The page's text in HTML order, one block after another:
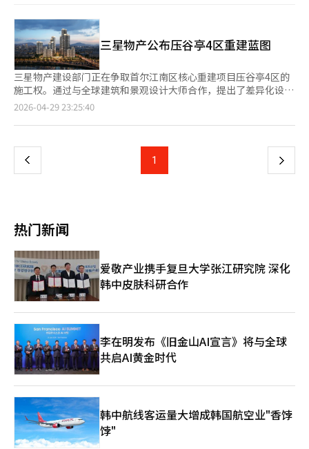
投标竞争主要在现代建设和DL E&C之间进行，施工方将在30日的
业主大会上选出。 此前，现代建设通过压桥3区的宣传中心展示了
无人接驳车和巡逻机器人等未来居住技术，并公布了大型社区设施
的构想。计划建设连接主要设施的循环社区空间，以及水疗、游泳
池、健身设施和私人空间，以增强高端居住服务。※ 本报道经人
工智能（AI）系统翻译与编辑。
全貌。 DRT无人接驳车可通过压区现代公寓应用程序像私人出租
车一样使用。根据乘客的呼叫，系统会设置最有效的行驶路线，实
现灵活运营。该接驳车将覆盖小区内部及青潭中小学、压区罗迪欧
站、道山公园、新九小学、压区站等小区外主要生活区域。 SPOT
安全服务机器人将在停车场和小区各处巡逻，检测异常情况并提前
阻止危险。MobED则负责搬运食物、行李以及进行垃圾分类等工
作。这些现代汽车的尖端机器人技术将全面引入压区3区。 社区设
施“俱乐部压区”占地约4万5000平米，面积是光化门广场的四
倍。“圆环一号（THE CIRCLE ONE）”是环绕俱乐部压区的通道
里，虽然位于地下，但配备了空气净化和冷热空调系统，确保居民
365天都能在室内活动，无论天气如何，都可以享受散步、跑步和
500的合作健康护理系统。 沿汉江而建的8栋住宅各具不同外观设
Morphosis合作的成果。小区中央设有两栋最高65层的建筑，周
围是49层以下的住宅。特别是65层的顶层设计了拥有私人花园
的“超豪华三层顶层公寓”两户。 小区内的景观空间由约3万5700
平米的绿地和1万3000棵树木组成。将建设两个主题庭院，并布置
世界级艺术家的雕塑，使整个小区如同一个画廊。30栋楼下方均设
有私人花园。 室内设计采用“画布单元”布局，除了单元外墙和
柱子外，可以自由构建。这是考虑到4人以上家庭的分户和租赁收
益等多种需求。 现代建设以每平米1063万元的施工费用报价，低
于招标基准的1120万元。此外，商品升级费用100%纳入，未来不
会再提高施工费用。同时，搬迁费用以LTV 100%融资，成员分担
金的缴纳可延迟至入驻后最多4年。 压区重建项目团队负责人朴成
河表示：“到入驻时，大部分未来技术将实现商业化。”他强
调：“目前，板桥KT中心正在运营停车代客机器人，无人交通工
具也已在钟路和安养等地进入实施阶段。”※ 本报道经人工智能
（AI）系统翻译与编辑。
三星物产公布压谷亭4区重建蓝图
三星物产建设部门正在争取首尔江南区核心重建项目压谷亭4区的
施工权。通过与全球建筑和景观设计大师合作，提出了差异化设计
策略，并已被指定为优先谈判对象，增加了中标的可能性。29日，
判对象后，正以设计竞争力争取业主的支持。三星物产与世界知名
福斯特领导的“福斯特及合伙人”和景观设计领域著名的彼得·沃
克的“PWP”参与其中，计划在汉江边打造地标性住宅区。设计的
空间设计上，重点是扩大实际使用面积。通过提高专用率和扩大露
台及服务面积，提升居住满意度。外观设计采用“内外立面”结
构，利用露台作为外观的一部分，形成独特的建筑景观。社区设施
方面，将推出象征压谷亭4区的大型空间“珠宝（JEWEL）”，并
围绕其打造包括健身、游泳池、高尔夫设施在内的105个高端社区
项目。每户还将提供3.3平方米的独立储藏室“定制工作室”。三
星物产住宅销售本部长林哲镇表示：“与福斯特及合伙人合作的设
计不仅注重外观的华丽，更关注提升业主的生活质量。我们将凭借
验证过的施工能力和强大的执行力，实现压谷亭最快的入住，并将
压谷亭4区打造成全球瞩目的标志性住宅区。”※ 本报道经人工智
能（AI）系统翻译与编辑。
2026-04-29 23:25:40
上
页
1 下
热门新闻
爱敬产业携手复旦大学张江研究院 深化
韩中皮肤科研合作
李在明发布《旧金山AI宣言》将与全球
共启AI黄金时代
韩中航线客运量大增成韩国航空业"香饽
饽"